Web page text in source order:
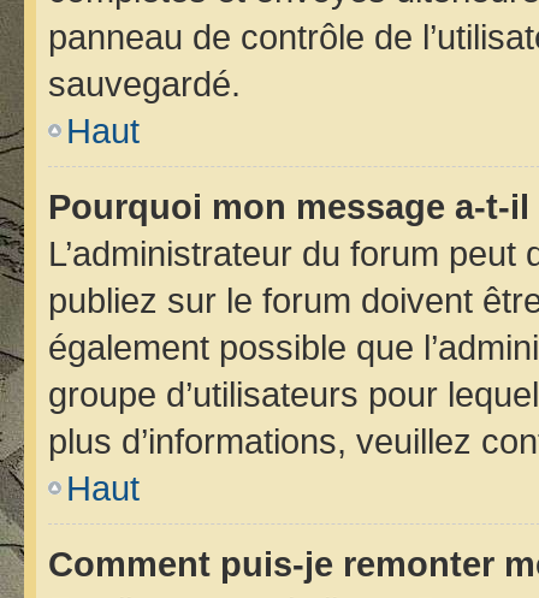
panneau de contrôle de
sauvegardé.
Haut
Pourquoi mon message a-t-
L’administrateur du forum
publiez sur le forum doivent
également possible que
groupe d’utilisateurs pour
plus d’informations, veuillez
Haut
Comment puis-je remonter